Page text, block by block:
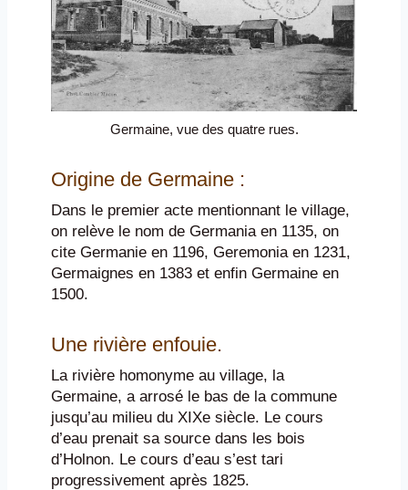
Germaine, vue des quatre rues.
Origine de Germaine :
Dans le premier acte mentionnant le village,
on relève le nom de Germania en 1135, on
cite Germanie en 1196, Geremonia en 1231,
Germaignes en 1383 et enfin Germaine en
1500.
Une rivière enfouie.
La rivière homonyme au village, la
Germaine, a arrosé le bas de la commune
jusqu’au milieu du XIXe siècle. Le cours
d’eau prenait sa source dans les bois
d’Holnon. Le cours d’eau s’est tari
progressivement après 1825.